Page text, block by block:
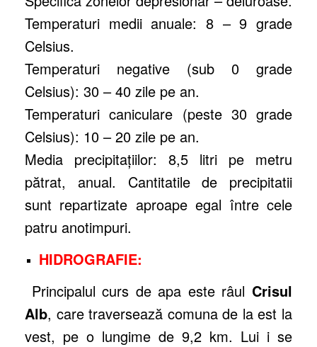
Temperaturi medii anuale: 8 – 9 grade
Celsius.
Temperaturi negative (sub 0 grade
Celsius): 30 – 40 zile pe an.
Temperaturi caniculare (peste 30 grade
Celsius): 10 – 20 zile pe an.
Media precipitaţiilor: 8,5 litri pe metru
pătrat, anual. Cantitatile de precipitatii
sunt repartizate aproape egal între cele
patru anotimpuri.
HIDROGRAFIE:
Principalul curs de apa este râul Crisul
Alb, care traversează comuna de la est la
vest, pe o lungime de 9,2 km. Lui i se